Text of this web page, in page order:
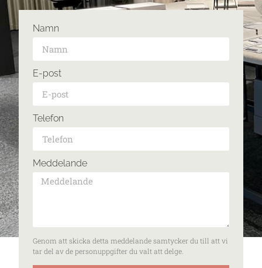
Namn
E-post
Telefon
Meddelande
Genom att skicka detta meddelande samtycker du till att vi
tar del av de personuppgifter du valt att delge.